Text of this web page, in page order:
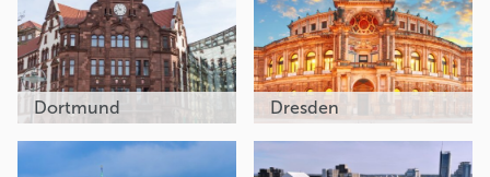
Dortmund Dresden